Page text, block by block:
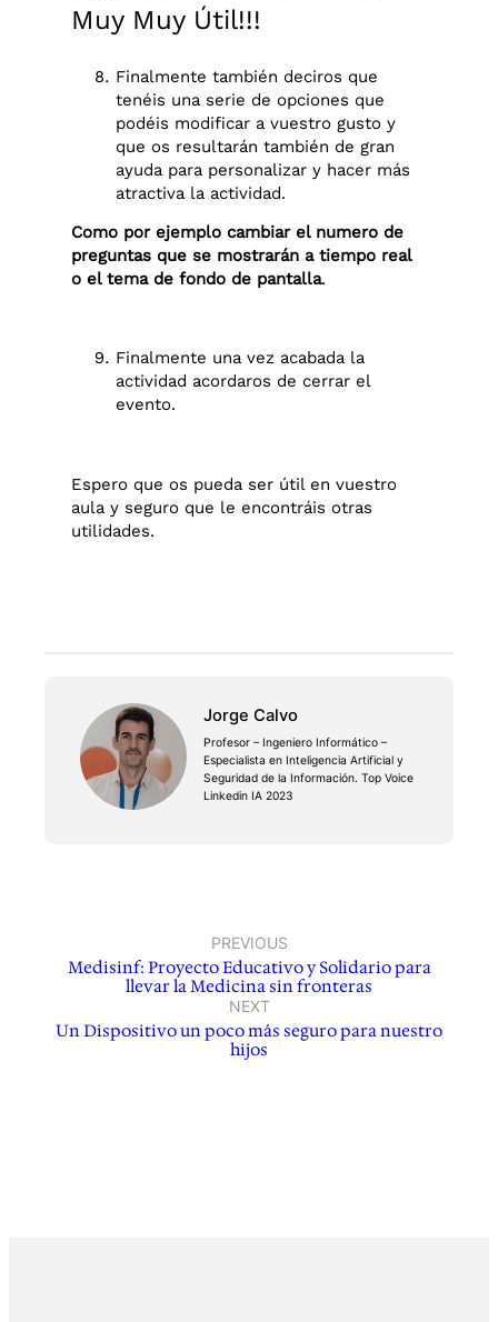
Muy Muy Útil!!!
Finalmente también deciros que
tenéis una serie de opciones que
podéis modificar a vuestro gusto y
que os resultarán también de gran
ayuda para personalizar y hacer más
atractiva la actividad.
Como por ejemplo cambiar el numero de
preguntas que se mostrarán a tiempo real
o el tema de fondo de pantalla.
Finalmente una vez acabada la
actividad acordaros de cerrar el
evento.
Espero que os pueda ser útil en vuestro
aula y seguro que le encontráis otras
utilidades.
Jorge Calvo
Profesor – Ingeniero Informático –
Especialista en Inteligencia Artificial y
Seguridad de la Información. Top Voice
Linkedin IA 2023
PREVIOUS
Medisinf: Proyecto Educativo y Solidario para
llevar la Medicina sin fronteras
NEXT
Un Dispositivo un poco más seguro para nuestro
hijos